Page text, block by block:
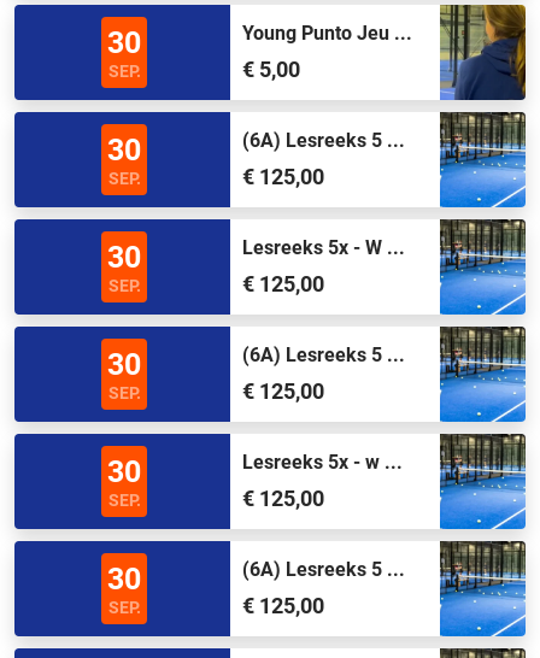
30
SEP.
Young Punto Jeu ...
€ 5,00
30
SEP.
(6A) Lesreeks 5 ...
€ 125,00
30
SEP.
Lesreeks 5x - W ...
€ 125,00
30
SEP.
(6A) Lesreeks 5 ...
€ 125,00
30
SEP.
Lesreeks 5x - w ...
€ 125,00
30
SEP.
(6A) Lesreeks 5 ...
€ 125,00